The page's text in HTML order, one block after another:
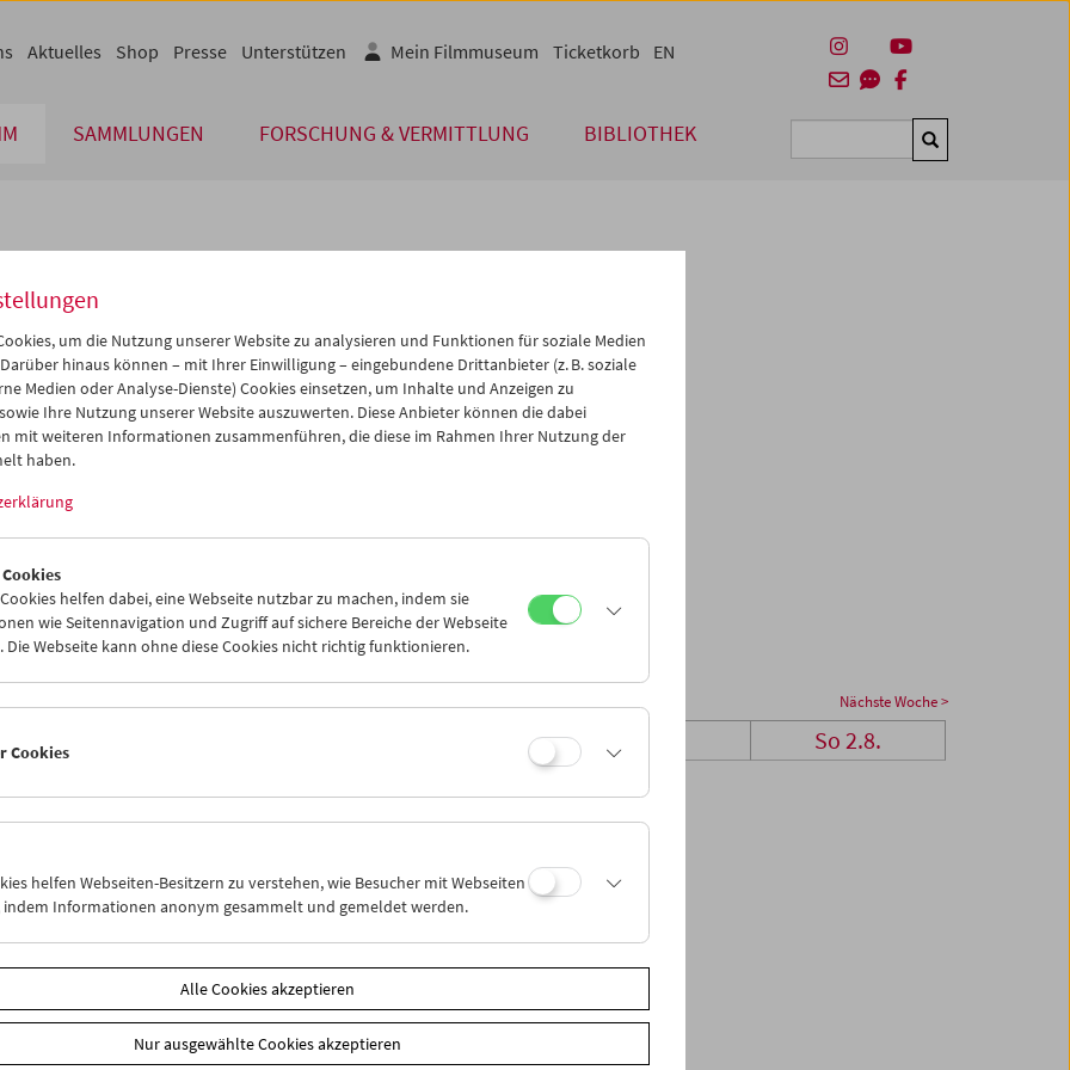
SAMMLUNGEN FORSCHUNG & VERMITTLUNG BIBLIOTHEK Suchen
Aktuelles Shop Presse Unterstützen Mein Filmmuseum Ticketkorb EN
Jul 2015 >>
Mi Do Fr Sa So
01 02 03 04
05
08 09 10 11
12
15 16
22 23
05
iCalender
Programmheft-PDF
English language or subtitles
Nächste Woche >
Mi 29.7. So 2.8.
um die Nutzung unserer Website zu analysieren und Funktionen für soziale Medien
hinaus können – mit Ihrer Einwilligung – eingebundene Drittanbieter (z. B. soziale
Medien oder Analyse-Dienste) Cookies einsetzen, um Inhalte und Anzeigen zu
Ihre Nutzung unserer Website auszuwerten. Diese Anbieter können die dabei
mit weiteren Informationen zusammenführen, die diese im Rahmen Ihrer Nutzung der
haben.
helfen dabei, eine Webseite nutzbar zu machen, indem sie
wie Seitennavigation und Zugriff auf sichere Bereiche der Webseite
Die Webseite kann ohne diese Cookies nicht richtig funktionieren.
Cookies
helfen Webseiten-Besitzern zu verstehen, wie Besucher mit Webseiten
indem Informationen anonym gesammelt und gemeldet werden.
Alle Cookies akzeptieren
Nur ausgewählte Cookies akzeptieren